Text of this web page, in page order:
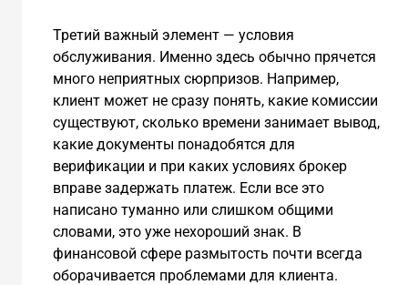
Третий важный элемент — условия
обслуживания. Именно здесь обычно прячется
много неприятных сюрпризов. Например,
клиент может не сразу понять, какие комиссии
существуют, сколько времени занимает вывод,
какие документы понадобятся для
верификации и при каких условиях брокер
вправе задержать платеж. Если все это
написано туманно или слишком общими
словами, это уже нехороший знак. В
финансовой сфере размытость почти всегда
оборачивается проблемами для клиента.